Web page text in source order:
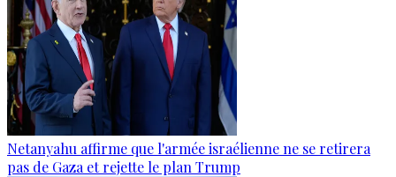
Netanyahu affirme que l'armée israélienne ne se retirera
pas de Gaza et rejette le plan Trump